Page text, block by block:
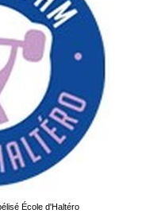
École d'Haltéro